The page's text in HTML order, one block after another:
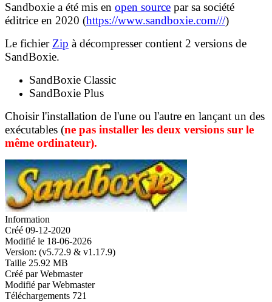
Sandboxie a été mis en open source par sa société
éditrice en 2020 (https://www.sandboxie.com///)
Le fichier Zip à décompresser contient 2 versions de
SandBoxie.
SandBoxie Classic
SandBoxie Plus
Choisir l'installation de l'une ou l'autre en lançant un des
exécutables (ne pas installer les deux versions sur le
même ordinateur).
Information
Créé 09-12-2020
Modifié le 18-06-2026
Version: (v5.72.9 & v1.17.9)
Taille 25.92 MB
Créé parWebmaster
Modifié parWebmaster
Téléchargements 721